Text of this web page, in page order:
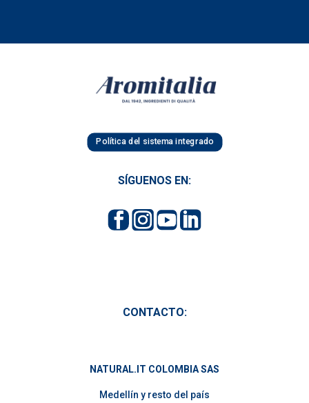
Política del sistema integrado
SÍGUENOS EN:
CONTACTO:
NATURAL.IT COLOMBIA SAS
Medellín y resto del país